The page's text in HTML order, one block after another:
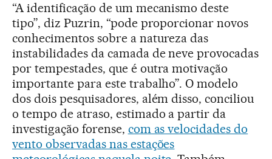
“A identificação de um mecanismo deste
tipo”, diz Puzrin, “pode proporcionar novos
conhecimentos sobre a natureza das
instabilidades da camada de neve provocadas
por tempestades, que é outra motivação
importante para este trabalho”. O modelo
dos dois pesquisadores, além disso, conciliou
o tempo de atraso, estimado a partir da
investigação forense, com as velocidades do
vento observadas nas estações